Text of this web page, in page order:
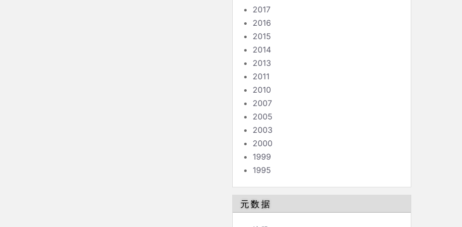
2017
2016
2015
2014
2013
2011
2010
2007
2005
2003
2000
1999
1995
元数据